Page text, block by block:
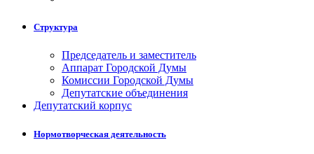
Структура
Председатель и заместитель
Аппарат Городской Думы
Комиссии Городской Думы
Депутатские объединения
Депутатский корпус
Нормотворческая деятельность